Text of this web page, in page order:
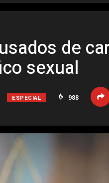
de
sexual
ESPECIAL 988